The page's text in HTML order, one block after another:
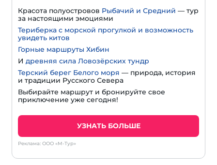
Красота полуостровов Рыбачий и Средний — тур
за настоящими эмоциями
Териберка с морской прогулкой и возможность
увидеть китов
Горные маршруты Хибин
И древняя сила Ловозёрских тундр
Терский берег Белого моря — природа, история
и традиции Русского Севера
Выбирайте маршрут и бронируйте свое
приключение уже сегодня!
УЗНАТЬ БОЛЬШЕ
Реклама: ООО «М-Тур»